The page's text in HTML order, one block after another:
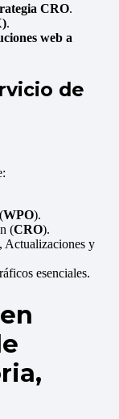
CRO.
.
web a
de
WPO).
(CRO).
Actualizaciones y
esenciales.